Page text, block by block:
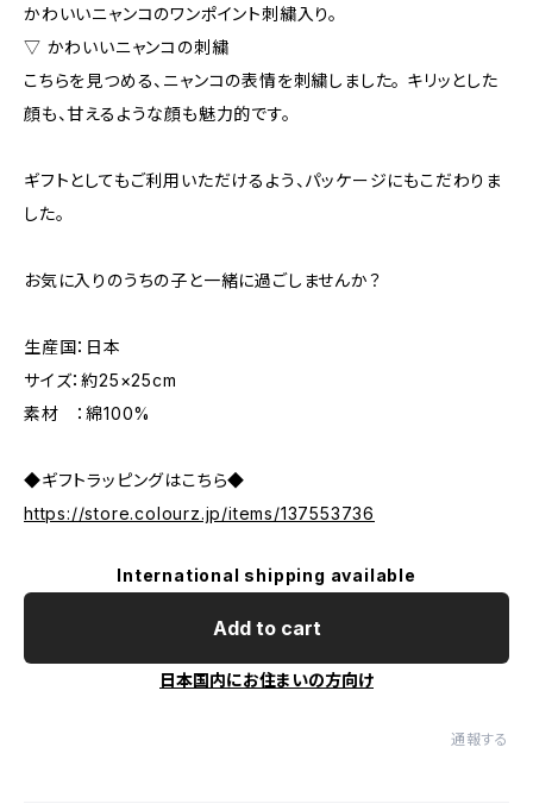
かわいいニャンコのワンポイント刺繍入り。
▽ かわいいニャンコの刺繍
こちらを見つめる、ニャンコの表情を刺繍しました。 キリッとした
顔も、甘えるような顔も魅力的です。
ギフトとしてもご利用いただけるよう、パッケージにもこだわりま
した。
お気に入りのうちの子と一緒に過ごしませんか？
生産国：日本
サイズ：約25×25cm
素材 ：綿100%
◆ギフトラッピングはこちら◆
https://store.colourz.jp/items/137553736
International shipping available
Add to cart
日本国内にお住まいの方向け
通報する